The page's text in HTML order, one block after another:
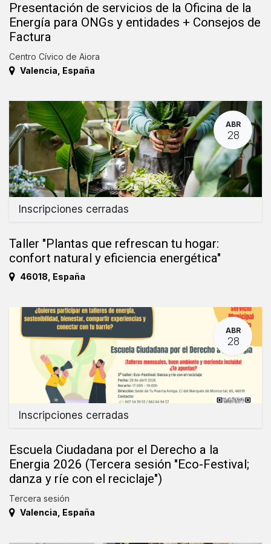
Presentación de servicios de la Oficina de la
Energía para ONGs y entidades + Consejos de
Factura
Centro Cívico de Aiora
Valencia España
ABR
28
Inscripciones cerradas
Taller "Plantas que refrescan tu hogar:
confort natural y eficiencia energética"
46018 España
ABR
28
Inscripciones cerradas
Escuela Ciudadana por el Derecho a la
Energia 2026 (Tercera sesión "Eco-Festival;
danza y ríe con el reciclaje")
Tercera sesión
Valencia España